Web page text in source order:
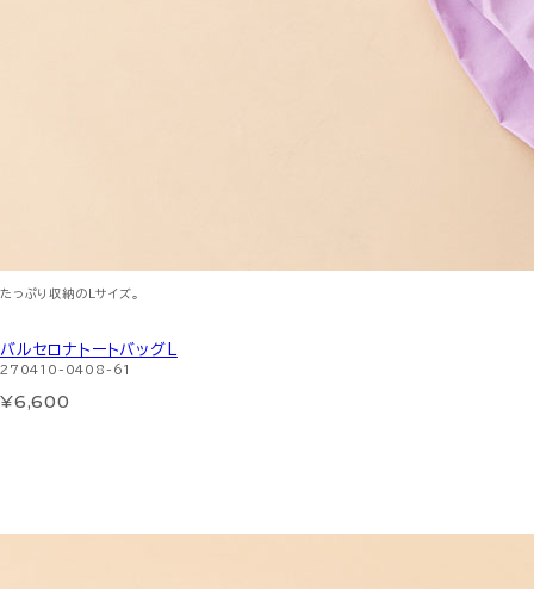
たっぷり収納のLサイズ。
バルセロナトートバッグL
270410-0408-61
¥6,600